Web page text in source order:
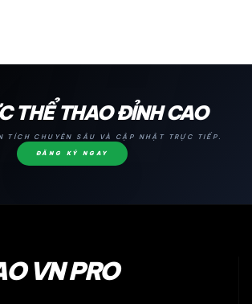
THỂ THAO ĐỈNH CAO
TÍCH CHUYÊN SÂU VÀ CẬP NHẬT TRỰC TIẾP.
ĐĂNG KÝ NGAY
VN PRO